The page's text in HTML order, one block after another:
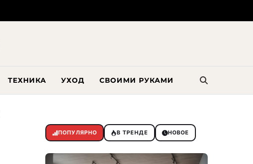
ТЕХНИКА УХОД СВОИМИ РУКАМИ
ПОПУЛЯРНО В ТРЕНДЕ НОВОЕ